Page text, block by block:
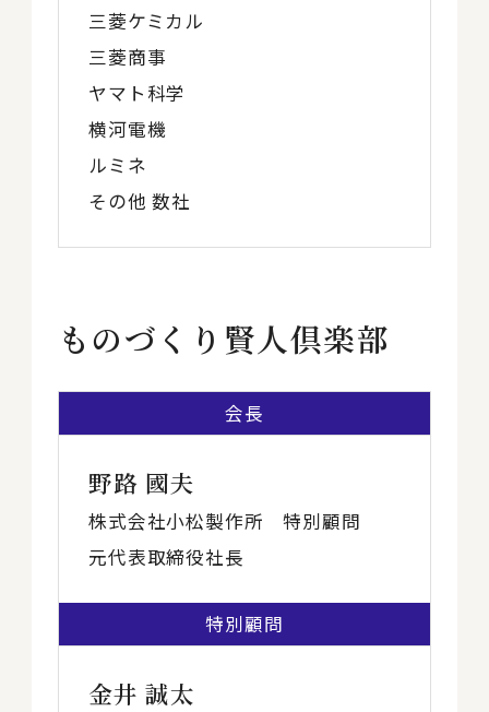
三菱ケミカル
三菱商事
ヤマト科学
横河電機
ルミネ
その他 数社
ものづくり賢人倶楽部
会長
野路 國夫
株式会社小松製作所 特別顧問
元代表取締役社長
特別顧問
金井 誠太